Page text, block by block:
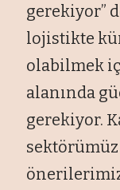
gerekiyor”
lojistikte
olabilmek
alanında
gerekiyor.